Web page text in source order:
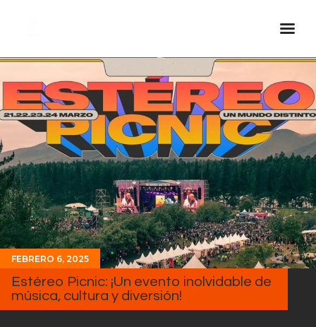
Inicio Real FM
Streaming
En Vivo
Descarga La APP
Programas
Noticias
Equipo
Sobre Nosotros
Contactos
FEBRERO 6, 2025
Estéreo Picnic: ¡Un evento inolvidable de
música, cultura y diversión!